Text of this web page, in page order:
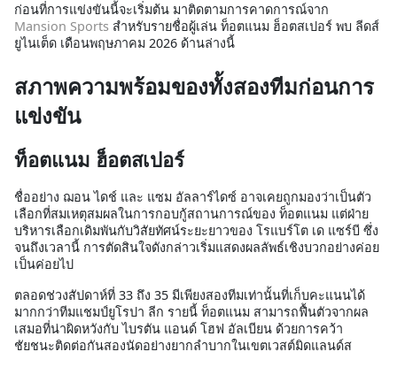
ก่อนที่การแข่งขันนี้จะเริ่มต้น มาติดตามการคาดการณ์จาก
Mansion Sports สำหรับรายชื่อผู้เล่น ท็อตแนม ฮ็อตสเปอร์ พบ ลีดส์
ยูไนเต็ด เดือนพฤษภาคม 2026 ด้านล่างนี้
สภาพความพร้อมของทั้งสองทีมก่อนการ
แข่งขัน
ท็อตแนม ฮ็อตสเปอร์
ชื่ออย่าง ฌอน ไดช์ และ แซม อัลลาร์ไดซ์ อาจเคยถูกมองว่าเป็นตัว
เลือกที่สมเหตุสมผลในการกอบกู้สถานการณ์ของ ท็อตแนม แต่ฝ่าย
บริหารเลือกเดิมพันกับวิสัยทัศน์ระยะยาวของ โรแบร์โต เด แซร์บี ซึ่ง
จนถึงเวลานี้ การตัดสินใจดังกล่าวเริ่มแสดงผลลัพธ์เชิงบวกอย่างค่อย
เป็นค่อยไป
ตลอดช่วงสัปดาห์ที่ 33 ถึง 35 มีเพียงสองทีมเท่านั้นที่เก็บคะแนนได้
มากกว่าทีมแชมป์ยูโรปา ลีก รายนี้ ท็อตแนม สามารถฟื้นตัวจากผล
เสมอที่น่าผิดหวังกับ ไบรตัน แอนด์ โฮฟ อัลเบียน ด้วยการคว้า
ชัยชนะติดต่อกันสองนัดอย่างยากลำบากในเขตเวสต์มิดแลนด์ส